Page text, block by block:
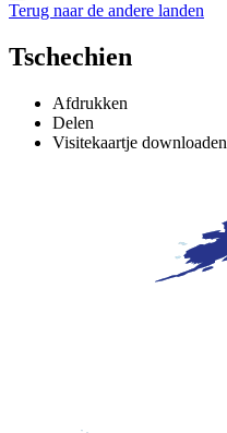
Terug naar de andere landen
Tschechien
Afdrukken
Delen
Visitekaartje downloaden